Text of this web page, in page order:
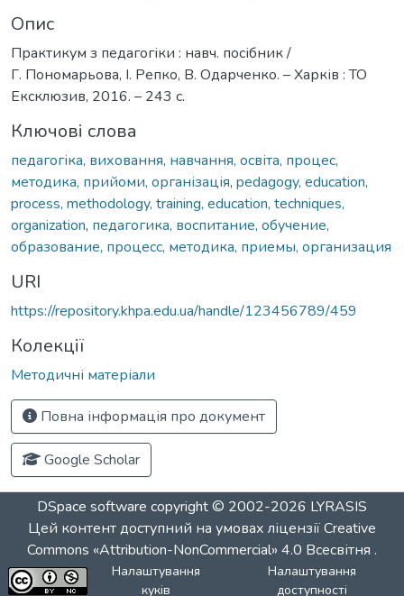
Опис
Практикум з педагогіки : навч. посібник /
Г. Пономарьова, І. Репко, В. Одарченко. – Харків : ТО
Ексклюзив, 2016. – 243 с.
Ключові слова
педагогіка, виховання, навчання, освіта, процес,
методика, прийоми, організація, pedagogy, education,
process, methodology, training, education, techniques,
organization, педагогика, воспитание, обучение,
образование, процесс, методика, приемы, организация
URI
https://repository.khpa.edu.ua/handle/123456789/459
Колекції
Методичні матеріали
Повна інформація про документ
Google Scholar
DSpace software copyright © 2002-2026 LYRASIS
Цей контент доступний на умовах ліцензіїCreative
Commons «Attribution-NonCommercial» 4.0 Всесвітня .
Налаштування
куків
Налаштування
доступності